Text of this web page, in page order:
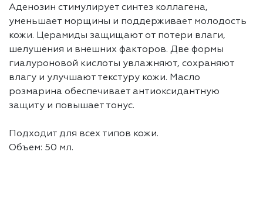
Аденозин стимулирует синтез коллагена,
уменьшает морщины и поддерживает молодость
кожи. Церамиды защищают от потери влаги,
шелушения и внешних факторов. Две формы
гиалуроновой кислоты увлажняют, сохраняют
влагу и улучшают текстуру кожи. Масло
розмарина обеспечивает антиоксидантную
защиту и повышает тонус.
Подходит для всех типов кожи.
Объем: 50 мл.